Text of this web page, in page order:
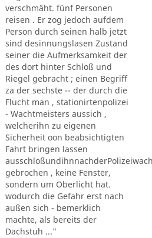
verschmäht. fünf Personen
reisen . Er zog jedoch aufdem
Person durch seinen halb jetzt
sind desinnungslasen Zustand
seiner die Aufmerksamkeit der
des dort hinter Schloß und
Riegel gebracht ; einen Begriff
za der sechste -- der durch die
Flucht man , stationirtenpolizei
- Wachtmeisters aussich ,
welcherihn zu eigenen
Sicherheit oon beabsichtigten
Fahrt bringen lassen
gebrochen , keine Fenster,
sondern um Oberlicht hat.
wodurch die Gefahr erst nach
außen sich - bemerklich
machte, als bereits der
Dachstuh ..."